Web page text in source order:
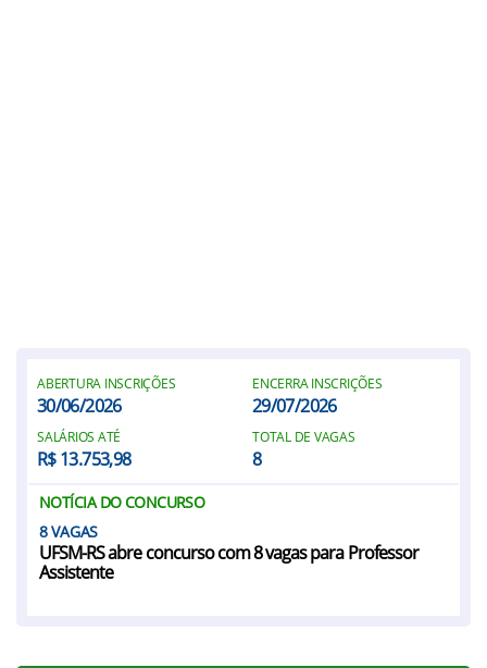
ABERTURA INSCRIÇÕES
30/06/2026
ENCERRA INSCRIÇÕES
29/07/2026
SALÁRIOS ATÉ
R$ 13.753,98
TOTAL DE VAGAS
8
NOTÍCIA DO CONCURSO
8
UFSM-RS abre concurso com 8 vagas para Professor
Assistente